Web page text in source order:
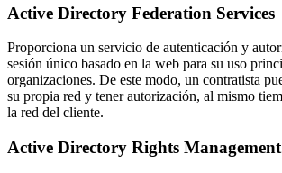
Active Directory Federation Services
Proporciona un servicio de autenticación y
sesión único basado en la web para su uso
organizaciones. De este modo, un contratista
su propia red y tener autorización, al mismo
la red del cliente.
Active Directory Rights Management